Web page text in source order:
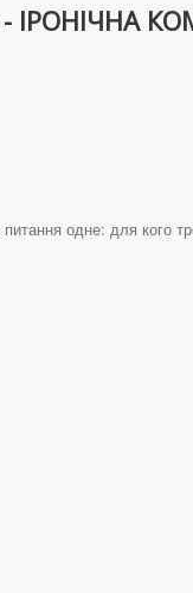
одне: для кого